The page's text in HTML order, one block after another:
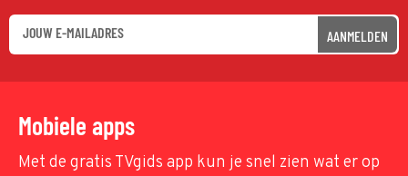
AANMELDEN
Mobiele apps
Met de gratis TVgids app kun je snel zien wat er op